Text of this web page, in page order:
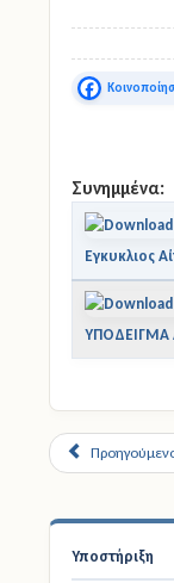
Υποστήριξη
Facebook
Συνημμένα:
Εγκυκλιος
ΥΠΟΔΕΙΓΜΑ